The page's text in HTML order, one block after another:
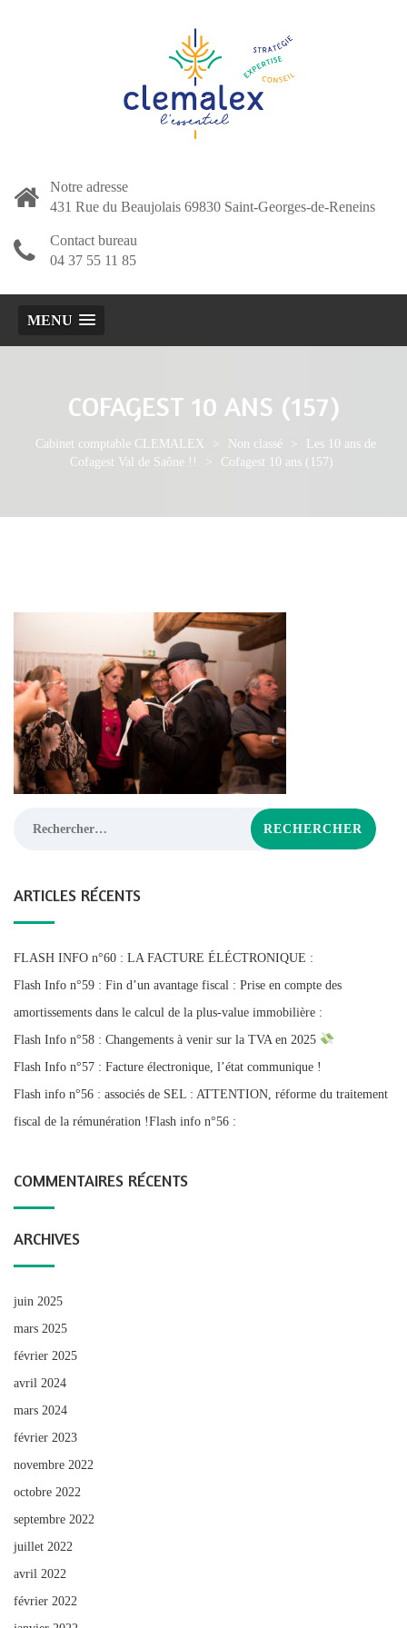
Notre adresse
431 Rue du Beaujolais 69830 Saint-Georges-de-Reneins
Contact bureau
04 37 55 11 85
MENU
COFAGEST 10 ANS (157)
Cabinet comptable CLEMALEX > Non classé >
Les 10 ans de
Cofagest Val de Saône !!
> Cofagest 10 ans (157)
ARTICLES RÉCENTS
FLASH INFO n°60 : LA FACTURE ÉLÉCTRONIQUE :
Flash Info n°59 : Fin d’un avantage fiscal : Prise en compte des
amortissements dans le calcul de la plus-value immobilière :
Flash Info n°58 : Changements à venir sur la TVA en 2025
Flash Info n°57 : Facture électronique, l’état communique !
Flash info n°56 : associés de SEL : ATTENTION, réforme du traitement
fiscal de la rémunération !Flash info n°56 :
COMMENTAIRES RÉCENTS
ARCHIVES
juin 2025
mars 2025
février 2025
avril 2024
mars 2024
février 2023
novembre 2022
octobre 2022
septembre 2022
juillet 2022
avril 2022
février 2022